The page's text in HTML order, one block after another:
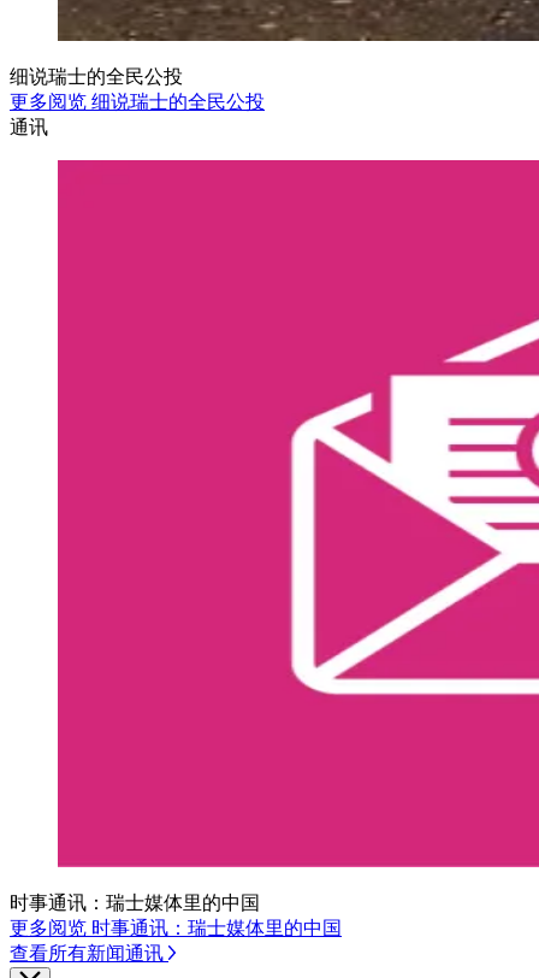
细说瑞士的全民公投
更多阅览 细说瑞士的全民公投
通讯
时事通讯：瑞士媒体里的中国
更多阅览 时事通讯：瑞士媒体里的中国
查看所有新闻通讯